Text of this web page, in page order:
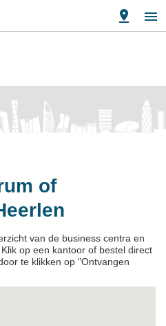
of
van de business centra en
op een kantoor of bestel direct
te klikken op "Ontvangen